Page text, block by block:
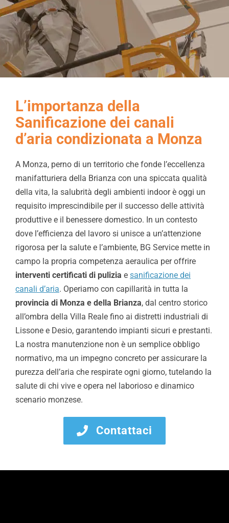
Chi Siamo
Video
Cerca
L’importanza della
Sanificazione dei canali
d’aria condizionata a Monza
A Monza, perno di un territorio che fonde l’eccellenza
manifatturiera della Brianza con una spiccata qualità
della vita, la salubrità degli ambienti indoor è oggi un
requisito imprescindibile per il successo delle attività
produttive e il benessere domestico. In un contesto
dove l’efficienza del lavoro si unisce a un’attenzione
rigorosa per la salute e l’ambiente, BG Service mette in
campo la propria competenza aeraulica per offrire
interventi certificati di pulizia e sanificazione dei
canali d’aria. Operiamo con capillarità in tutta la
provincia di Monza e della Brianza, dal centro storico
all’ombra della Villa Reale fino ai distretti industriali di
Lissone e Desio, garantendo impianti sicuri e prestanti.
La nostra manutenzione non è un semplice obbligo
normativo, ma un impegno concreto per assicurare la
purezza dell’aria che respirate ogni giorno, tutelando la
salute di chi vive e opera nel laborioso e dinamico
scenario monzese.
Contattaci